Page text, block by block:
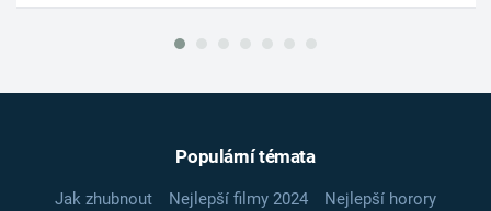
Populární témata
Jak zhubnout Nejlepší filmy 2024
Nejlepší horory